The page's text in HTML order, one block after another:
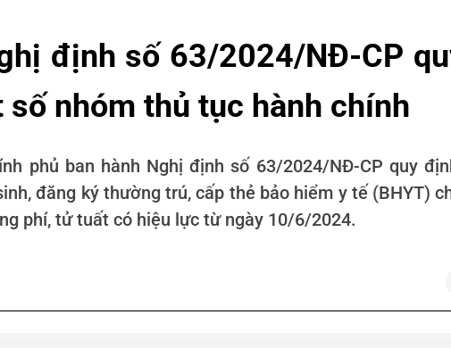
định số 63/2024/NĐ-CP
nhóm thủ tục hành chính
phủ ban hành Nghị định số 63/2024/NĐ-CP quy
đăng ký thường trú, cấp thẻ bảo hiểm y tế (BHYT)
phí, tử tuất có hiệu lực từ ngày 10/6/2024.